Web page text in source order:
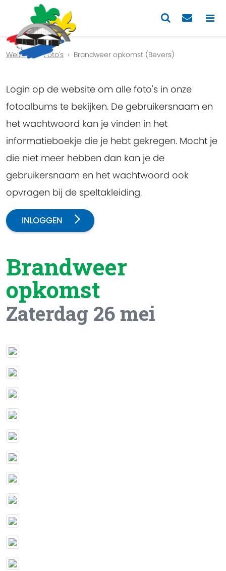
Previous
Welkom Foto's Brandweer opkomst (Bevers)
Login op de website om alle foto's in onze
fotoalbums te bekijken. De gebruikersnaam en
het wachtwoord kan je vinden in het
informatieboekje die je hebt gekregen. Mocht je
die niet meer hebben dan kan je de
gebruikersnaam en het wachtwoord ook
opvragen bij de speltakleiding.
INLOGGEN
Brandweer
opkomst
Zaterdag 26 mei